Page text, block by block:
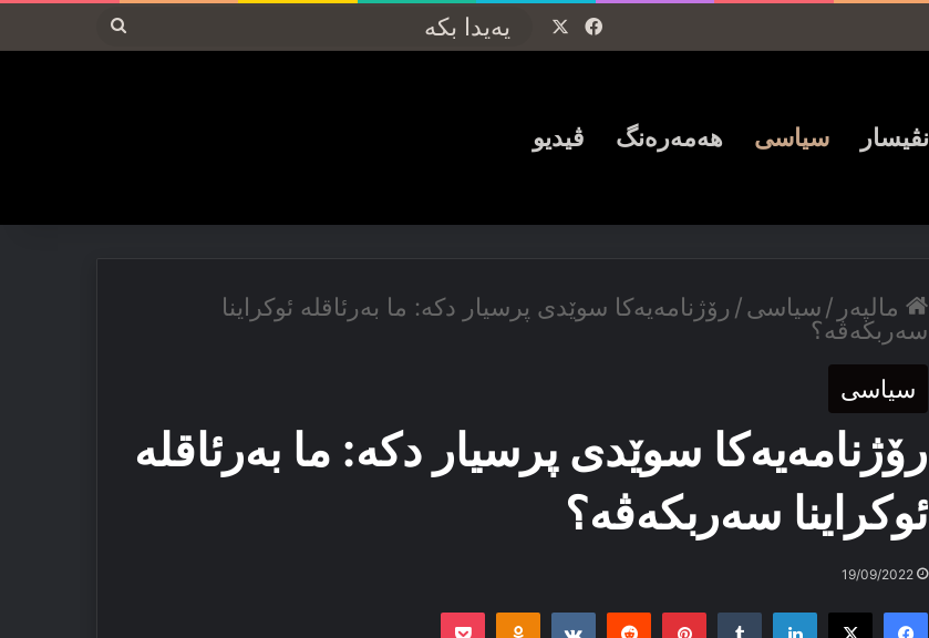
Facebook
پەیدا
نڤیسار سیاسی ھەمەرەنگ ڤیدیو
مالپەر /سیاسی/ رۆژنامەیەکا سوێدی پرسیار دکە: ما بەرئاقلە ئوکراینا
سەربکەڤە؟
سیاسی
رۆژنامەیەکا سوێدی پرسیار دکە: ما بەرئاقلە
ئوکراینا سەربکەڤە؟
19/09/2022
Facebook
X
LinkedIn
Tumblr
Pinterest
Reddit
VKontakte
Odnoklassniki
Pocket